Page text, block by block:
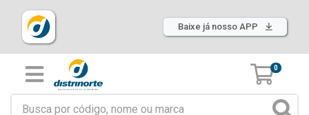
Baixe já nosso APP
0